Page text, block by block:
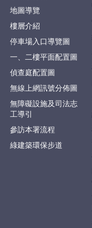
地圖導覽
樓層介紹
停車場入口導覽圖
一、二樓平面配置圖
偵查庭配置圖
無線上網訊號分佈圖
無障礙設施及司法志
工導引
參訪本署流程
綠建築環保步道